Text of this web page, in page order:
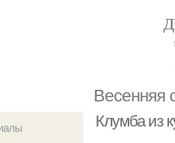
Весенняя
Клумба из